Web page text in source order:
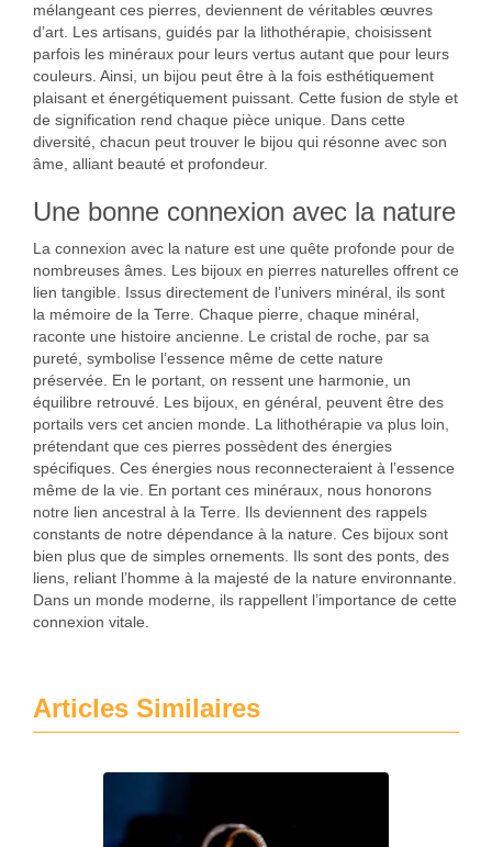
mélangeant ces pierres, deviennent de véritables œuvres
d’art. Les artisans, guidés par la lithothérapie, choisissent
parfois les minéraux pour leurs vertus autant que pour leurs
couleurs. Ainsi, un bijou peut être à la fois esthétiquement
plaisant et énergétiquement puissant. Cette fusion de style et
de signification rend chaque pièce unique. Dans cette
diversité, chacun peut trouver le bijou qui résonne avec son
âme, alliant beauté et profondeur.
Une bonne connexion avec la nature
La connexion avec la nature est une quête profonde pour de
nombreuses âmes. Les bijoux en pierres naturelles offrent ce
lien tangible. Issus directement de l’univers minéral, ils sont
la mémoire de la Terre. Chaque pierre, chaque minéral,
raconte une histoire ancienne. Le cristal de roche, par sa
pureté, symbolise l’essence même de cette nature
préservée. En le portant, on ressent une harmonie, un
équilibre retrouvé. Les bijoux, en général, peuvent être des
portails vers cet ancien monde. La lithothérapie va plus loin,
prétendant que ces pierres possèdent des énergies
spécifiques. Ces énergies nous reconnecteraient à l’essence
même de la vie. En portant ces minéraux, nous honorons
notre lien ancestral à la Terre. Ils deviennent des rappels
constants de notre dépendance à la nature. Ces bijoux sont
bien plus que de simples ornements. Ils sont des ponts, des
liens, reliant l’homme à la majesté de la nature environnante.
Dans un monde moderne, ils rappellent l’importance de cette
connexion vitale.
Articles Similaires